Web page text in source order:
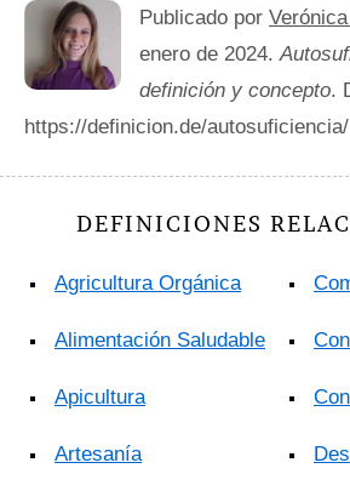
Publicado por
enero de 2024.
definición y concepto.
https://definicion.de/autosuficiencia/
DEFINICIONES
Agricultura Orgánica
Alimentación Saludable
Apicultura
Artesanía